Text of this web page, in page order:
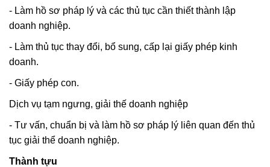
- Làm hồ sơ pháp lý và các thủ tục cần thiết thành lập
doanh nghiệp.
- Làm thủ tục thay đổi, bổ sung, cấp lại giấy phép kinh
doanh.
- Giấy phép con.
Dịch vụ tạm ngưng, giải thế doanh nghiệp
- Tư vấn, chuẩn bị và làm hồ sơ pháp lý liên quan đến thủ
tục giải thể doanh nghiệp.
Thành tựu